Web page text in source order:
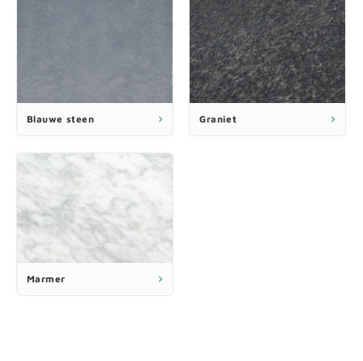
Blauwe steen Graniet
Marmer